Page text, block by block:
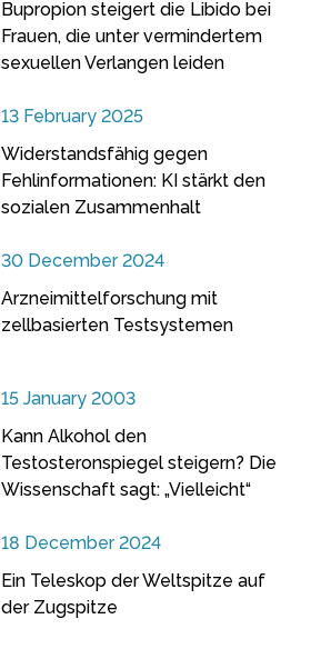
Bupropion steigert die Libido bei
Frauen, die unter vermindertem
sexuellen Verlangen leiden
13 February 2025
Widerstandsfähig gegen
Fehlinformationen: KI stärkt den
sozialen Zusammenhalt
30 December 2024
Arzneimittelforschung mit
zellbasierten Testsystemen
15 January 2003
Kann Alkohol den
Testosteronspiegel steigern? Die
Wissenschaft sagt: „Vielleicht“
18 December 2024
Ein Teleskop der Weltspitze auf
der Zugspitze